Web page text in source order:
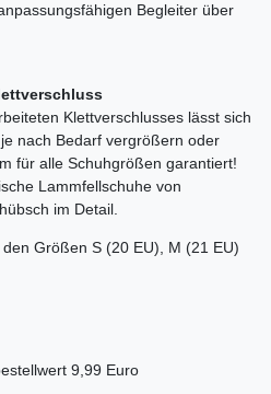
Begleiter über
Klettverschlusses lässt sich
nach Bedarf vergrößern oder
für alle Schuhgrößen garantiert!
Lammfellschuhe von
im Detail.
Größen S (20 EU), M (21 EU)
9,99 Euro